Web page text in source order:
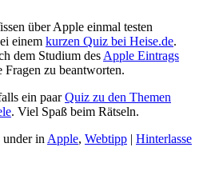
über Apple einmal testen
einem kurzen Quiz bei Heise.de.
dem Studium des Apple Eintrags
Fragen zu beantworten.
ein paarQuiz zu den Themen
. Viel Spaß beim Rätseln.
under in Apple, Webtipp | Hinterlasse